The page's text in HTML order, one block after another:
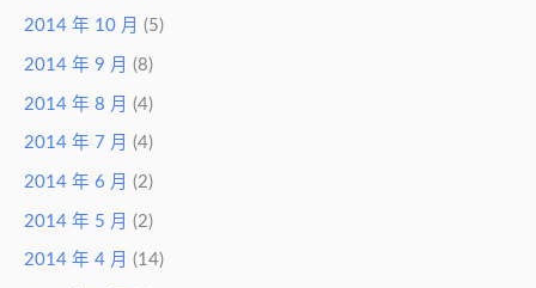
2014 年 10 月 (5)
2014 年 9 月 (8)
2014 年 8 月 (4)
2014 年 7 月 (4)
2014 年 6 月 (2)
2014 年 5 月 (2)
2014 年 4 月 (14)